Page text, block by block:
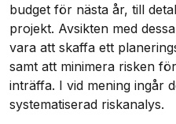
budget för nästa år, till
projekt. Avsikten med
vara att skaffa ett
samt att minimera risken
inträffa. I vid mening ingår
systematiserad riskanalys.